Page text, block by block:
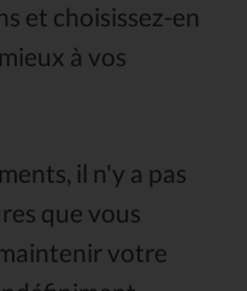
et choisissez-en
à vos
il n'y a pas
que vous
votre